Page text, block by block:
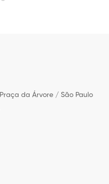
da Árvore / São Paulo